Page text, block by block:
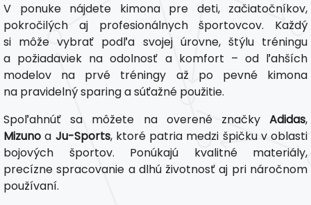
V ponuke nájdete kimona pre deti, začiatočníkov,
pokročilých aj profesionálnych športovcov. Každý
si môže vybrať podľa svojej úrovne, štýlu tréningu
a požiadaviek na odolnosť a komfort – od ľahších
modelov na prvé tréningy až po pevné kimona
na pravidelný sparing a súťažné použitie.
Spoľahnúť sa môžete na overené značky Adidas,
Mizuno a Ju-Sports, ktoré patria medzi špičku v oblasti
bojových športov. Ponúkajú kvalitné materiály,
precízne spracovanie a dlhú životnosť aj pri náročnom
používaní.